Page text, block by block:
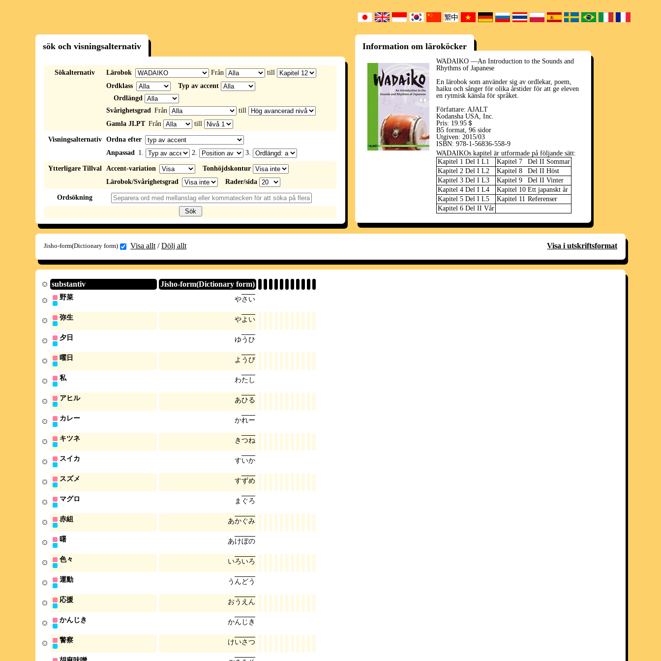
sök och visningsalternativ
Sökalternativ Lärobok Från
till
Ordklass
Typ av accent
Ordlängd
Svårighetsgrad Från
till
Gamla JLPT Från till
Visningsalternativ
Ordna efter
Anpassad 1. 2. 3.
Ytterligare Tillval Accent-variation
Tonhöjdskontur
Lärobok/Svårighetsgrad
Rader/sida
Ordsökning
Information om läroköcker
WADAIKO ―An Introduction to the Sounds and
Rhythms of Japanese
En lärobok som använder sig av ordlekar, poem,
haiku och sånger för olika årstider för att ge eleven
en rytmisk känsla för språket.
Författare: AJALT
Kodansha USA, Inc.
Pris: 19.95＄
B5 format, 96 sidor
Utgiven: 2015/03
ISBN: 978-1-56836-558-9
WADAIKOs kapitel är utformade på följande sätt:
Kapitel 1 Del I L1 Kapitel 7
Del II Sommar
Kapitel 2 Del I L2 Kapitel 8
Del II Höst
Kapitel 3 Del I L3 Kapitel 9
Del II Vinter
Kapitel 4 Del I L4 Kapitel 10 Ett japanskt år
Kapitel 5 Del I L5 Kapitel 11 Referenser
Kapitel 6 Del II Vår
Jisho-form(Dictionary form) Visa allt /Dölj allt Visa i utskriftsformat
substantiv Jisho-form(Dictionary form)
野菜 やさ い
弥生 やよ い
夕日 ゆうひ
曜日 よ うび
私 わた し
アヒル あひる
カレー かれー
キツネ きつね
スイカ すいか
スズメ すずめ
マグロ ま ぐろ
赤組 あかぐみ
曙 あけぼの
色々 いろいろ
運動 う んどう
応援 おう え ん
かんじき かん じ き
警察 けいさつ